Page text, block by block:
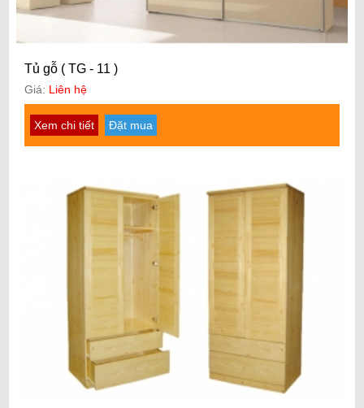
Tủ gỗ ( TG - 11 )
Giá: Liên hệ
Xem chi tiết Đặt mua